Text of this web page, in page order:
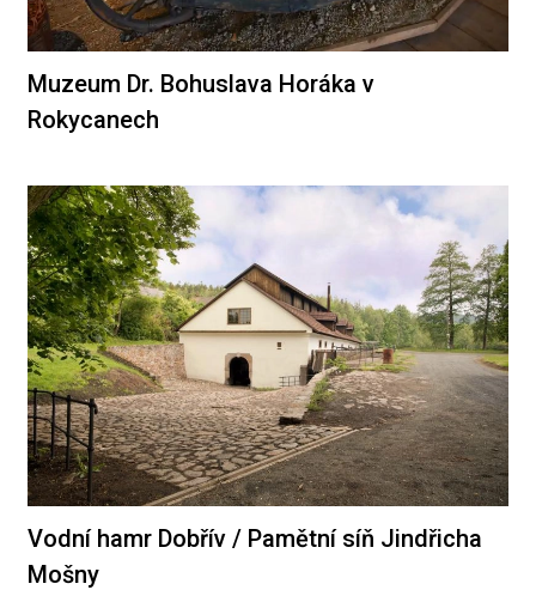
Muzeum Dr. Bohuslava Horáka v
Rokycanech
Vodní hamr Dobřív / Pamětní síň Jindřicha
Mošny